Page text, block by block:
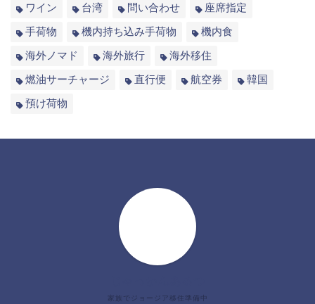
ワイン
台湾 問い合わせ
座席指定
手荷物
機内持ち込み手荷物
機内食
海外ノマド
海外旅行
海外移住
燃油サーチャージ
直行便 航空券
韓国
預け荷物
家族でジョージア移住準備中